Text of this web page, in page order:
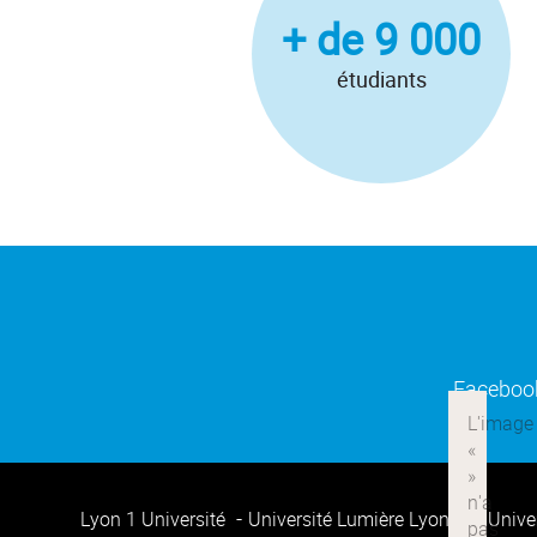
+ de 9 000
étudiants
Lyon 1 Université Université Lumière Lyon 2